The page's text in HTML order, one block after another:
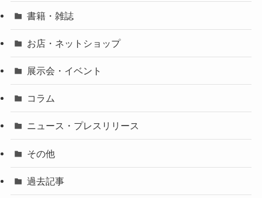
書籍・雑誌
お店・ネットショップ
展示会・イベント
コラム
ニュース・プレスリリース
その他
過去記事